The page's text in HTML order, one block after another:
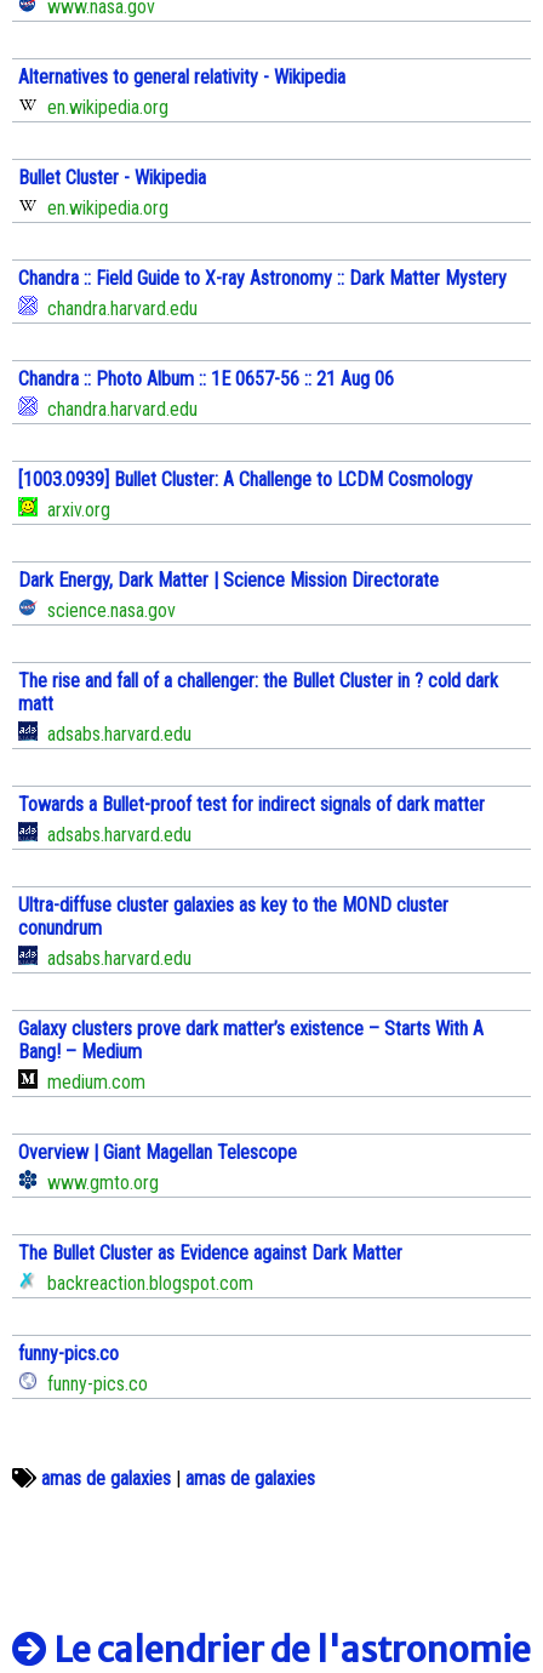
www.nasa.gov
Alternatives to general relativity - Wikipedia
en.wikipedia.org
Bullet Cluster - Wikipedia
en.wikipedia.org
Chandra :: Field Guide to X-ray Astronomy :: Dark Matter Mystery
chandra.harvard.edu
Chandra :: Photo Album :: 1E 0657-56 :: 21 Aug 06
chandra.harvard.edu
[1003.0939] Bullet Cluster: A Challenge to LCDM Cosmology
arxiv.org
Dark Energy, Dark Matter | Science Mission Directorate
science.nasa.gov
The rise and fall of a challenger: the Bullet Cluster in ? cold dark
matt
adsabs.harvard.edu
Towards a Bullet-proof test for indirect signals of dark matter
adsabs.harvard.edu
Ultra-diffuse cluster galaxies as key to the MOND cluster
conundrum
adsabs.harvard.edu
Galaxy clusters prove dark matter’s existence – Starts With A
Bang! – Medium
medium.com
Overview | Giant Magellan Telescope
www.gmto.org
The Bullet Cluster as Evidence against Dark Matter
backreaction.blogspot.com
funny-pics.co
funny-pics.co
amas de galaxies amas de galaxies
Le calendrier de l'astronomie